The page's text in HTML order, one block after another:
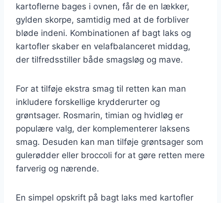
kartoflerne bages i ovnen, får de en lækker,
gylden skorpe, samtidig med at de forbliver
bløde indeni. Kombinationen af bagt laks og
kartofler skaber en velafbalanceret middag,
der tilfredsstiller både smagsløg og mave.
For at tilføje ekstra smag til retten kan man
inkludere forskellige krydderurter og
grøntsager. Rosmarin, timian og hvidløg er
populære valg, der komplementerer laksens
smag. Desuden kan man tilføje grøntsager som
gulerødder eller broccoli for at gøre retten mere
farverig og nærende.
En simpel opskrift på bagt laks med kartofler